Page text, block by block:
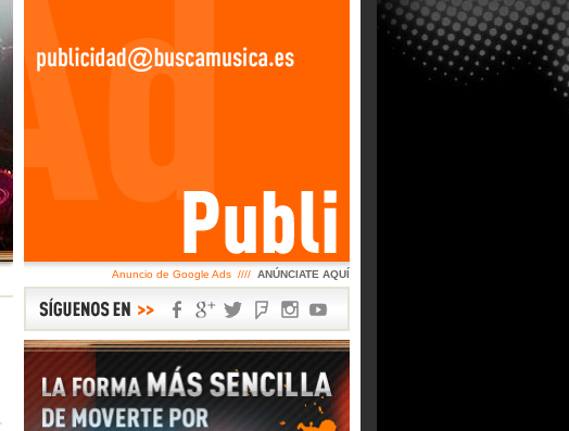
Anuncio de Google Ads //// ANÚNCIATE AQUÍ